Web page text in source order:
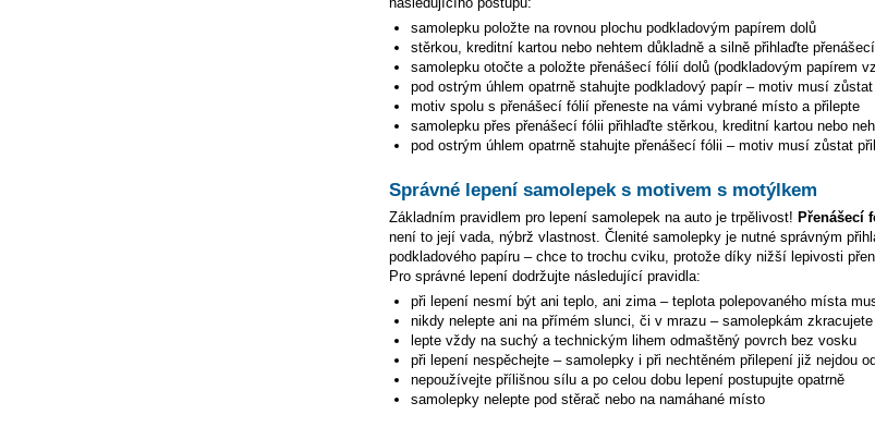
samolepku položte na rovnou plochu podkladovým papírem dolů
stěrkou, kreditní kartou nebo nehtem důkladně a silně přihlaďte
samolepku otočte a položte přenášecí fólií dolů (podkladovým papírem
pod ostrým úhlem opatrně stahujte podkladový papír – motiv musí
motiv spolu s přenášecí fólií přeneste na vámi vybrané místo a přilepte
samolepku přes přenášecí fólii přihlaďte stěrkou, kreditní kartou nebo
pod ostrým úhlem opatrně stahujte přenášecí fólii – motiv musí zůstat
Správné lepení samolepek s motivem s motýlkem
Základním pravidlem pro lepení samolepek na auto je trpělivost! Přenášecí
není to její vada, nýbrž vlastnost. Členité samolepky je nutné správným
podkladového papíru – chce to trochu cviku, protože díky nižší lepivosti
Pro správné lepení dodržujte následující pravidla:
při lepení nesmí být ani teplo, ani zima – teplota polepovaného místa
nikdy nelepte ani na přímém slunci, či v mrazu – samolepkám
lepte vždy na suchý a technickým lihem odmaštěný povrch bez vosku
při lepení nespěchejte – samolepky i při nechtěném přilepení již nejdou
nepoužívejte přílišnou sílu a po celou dobu lepení postupujte opatrně
samolepky nelepte pod stěrač nebo na namáhané místo